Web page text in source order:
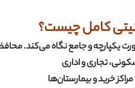
کامل چیست؟
یکپارچه و جامع نگاه می‌کند.
تجاری و اداری
خرید و بیمارستان‌ها